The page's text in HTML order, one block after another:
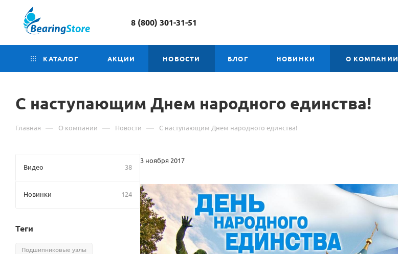
8 (800) 301-31-51
КАТАЛОГ АКЦИИ НОВОСТИ БЛОГ НОВИНКИ О КОМПАНИИ
С наступающим Днем народного единства!
Главная — О компании — Новости — С наступающим Днем народного единства!
3 ноября 2017
Видео 38
Новинки 124
Теги
Подшипниковые узлы